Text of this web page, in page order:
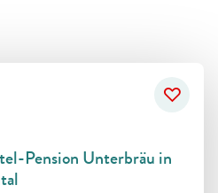
Pension Unterbräu in